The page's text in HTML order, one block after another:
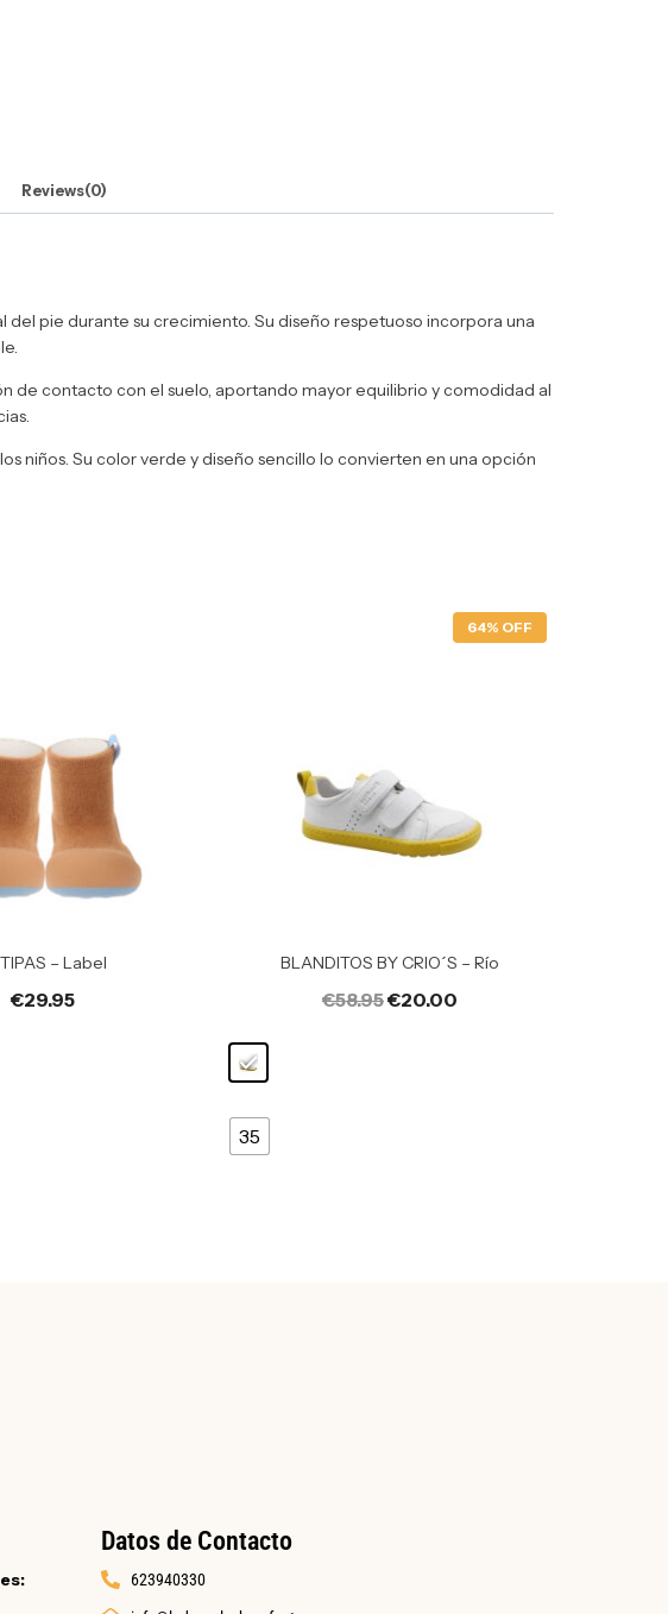
Reviews(0)
pie durante su crecimiento. Su diseño respetuoso incorpora una
de contacto con el suelo, aportando mayor equilibrio y comodidad al
niños. Su color verde y diseño sencillo lo convierten en una opción
– Label
€29.95
64% OFF
BLANDITOS BY CRIO´S – Río
€58.95€20.00
35
Datos de Contacto
623940330